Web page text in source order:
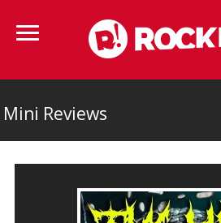
Mini Reviews